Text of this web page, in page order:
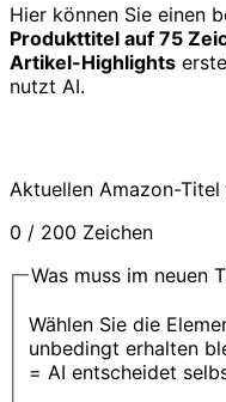
Hier können Sie einen
Produkttitel auf 75
Artikel-Highlights
nutzt AI.
Aktuellen Amazon-Titel
0 / 200 Zeichen
Was muss im neuen
Wählen Sie die
unbedingt erhalten
= AI entscheidet